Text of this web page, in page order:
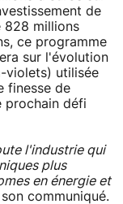
de
828 millions
ce programme
sur l'évolution
violets) utilisée
finesse de
prochain défi
l'industrie qui
plus
en énergie et
communiqué.